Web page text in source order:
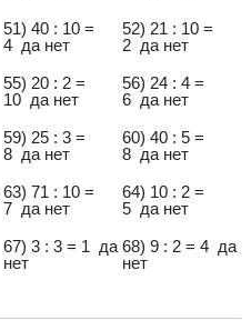
51) 40 : 10 =
4 да нет
52) 21 : 10 =
2 да нет
55) 20 : 2 =
10 да нет
56) 24 : 4 =
6 да нет
59) 25 : 3 =
8 да нет
60) 40 : 5 =
8 да нет
63) 71 : 10 =
7 да нет
64) 10 : 2 =
5 да нет
67) 3 : 3 = 1 да
нет
68) 9 : 2 = 4 да
нет